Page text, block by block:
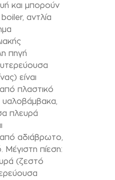
και µπορούν
αντλία
πηγή
είναι
πλαστικό
υαλοβάµβακα,
πλευρά
αδιάβρωτο,
Μέγιστη πίεση:
(ζεστό